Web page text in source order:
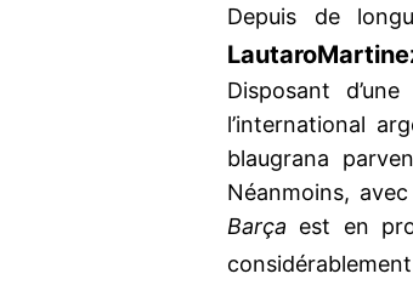
Depuis de
Lautaro
Disposant
l’international
blaugrana
Néanmoins,
Barça est en